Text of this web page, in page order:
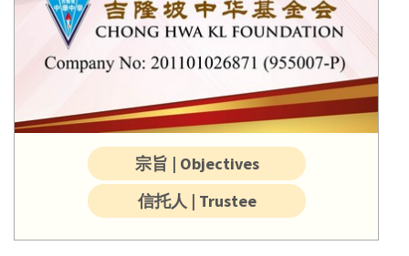
宗旨 | Objectives
信托人 | Trustee